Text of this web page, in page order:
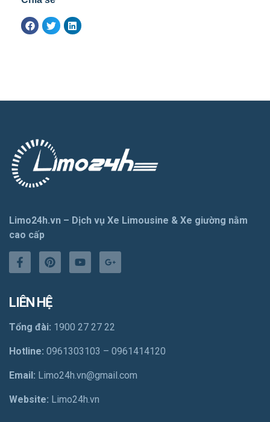
Limo24h.vn – Dịch vụ Xe Limousine & Xe giường nằm
cao cấp
LIÊN HỆ
Tổng đài: 1900 27 27 22
Hotline: 0961303103 – 0961414120
Email: Limo24h.vn@gmail.com
Website: Limo24h.vn